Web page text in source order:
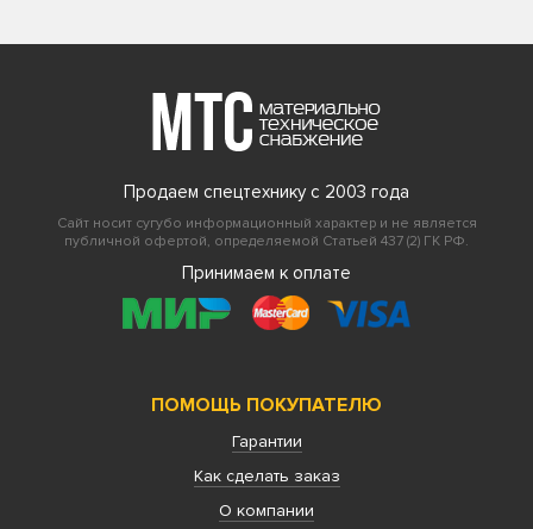
Продаем спецтехнику с 2003 года
Сайт носит сугубо информационный характер и не является
публичной офертой, определяемой Статьей 437 (2) ГК РФ.
Принимаем к оплате
ПОМОЩЬ ПОКУПАТЕЛЮ
Гарантии
Как сделать заказ
О компании